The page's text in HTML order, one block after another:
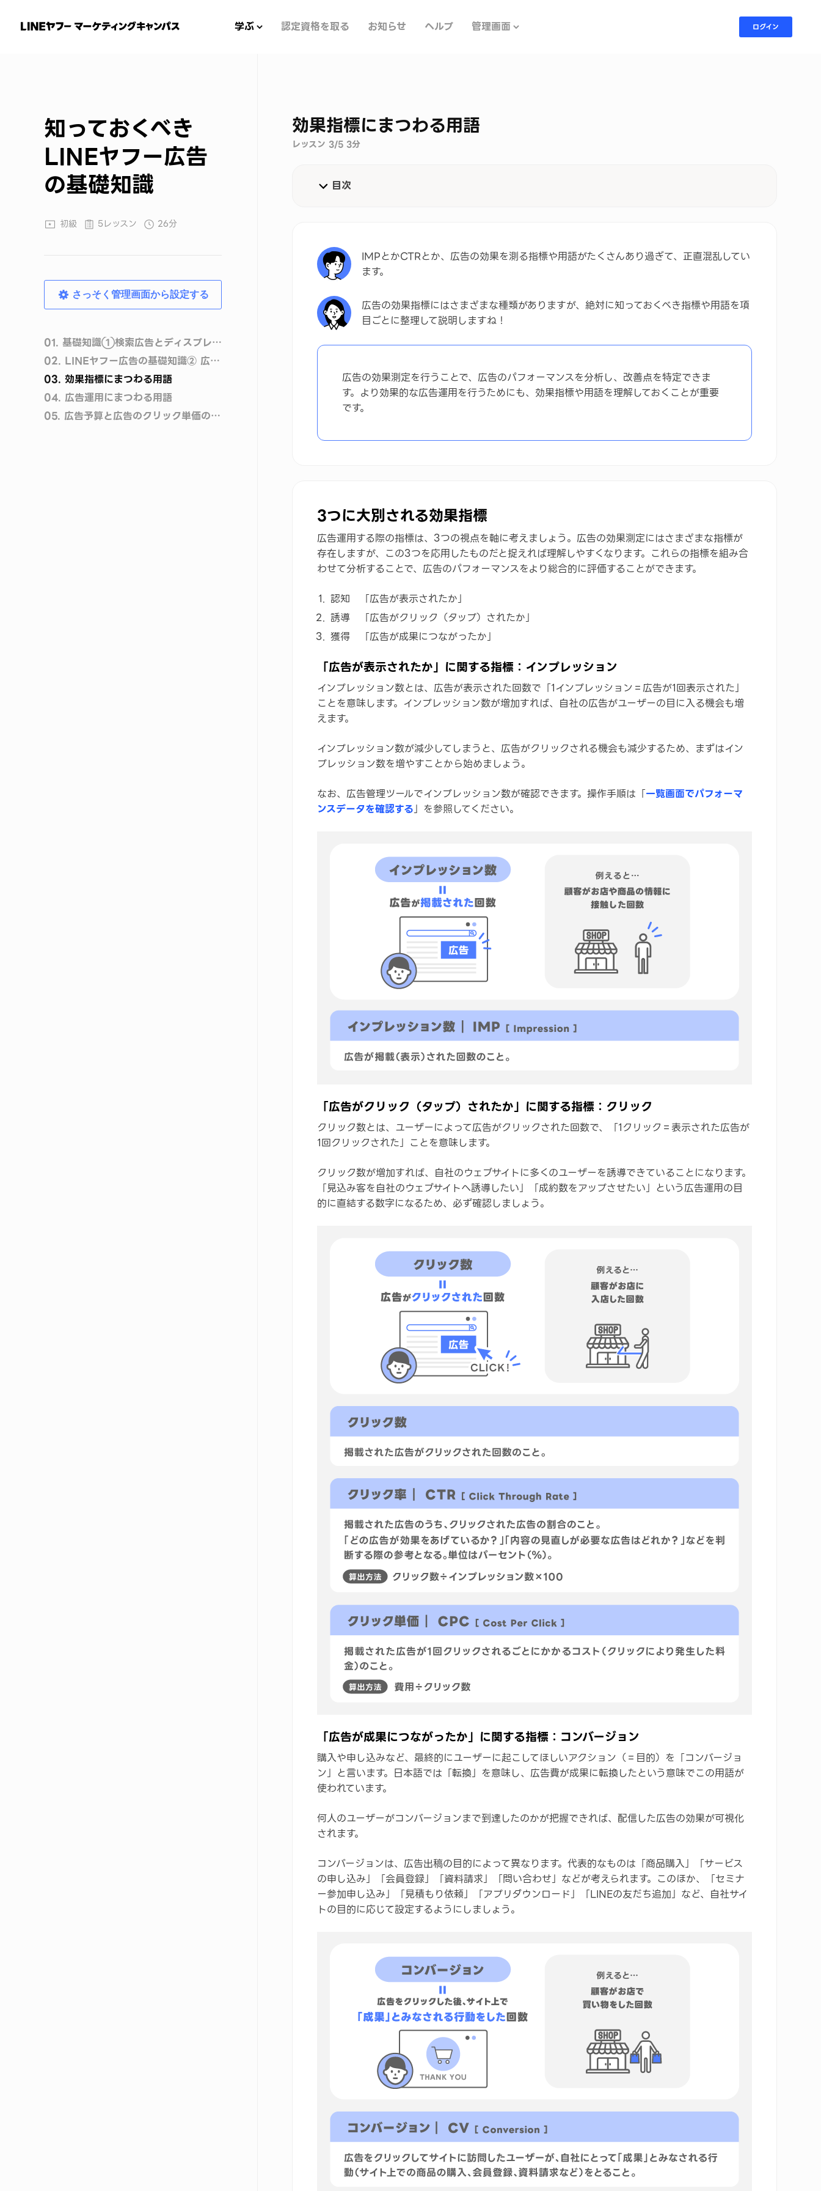
学ぶ 認定資格を取る お知らせ ヘルプ 管理画面 ログイン
レッスン 3/5 3分
効果指標にまつわる用語
目次
IMPとかCTRとか、広告の効果を測る指標や用語がたくさんあり過ぎて、正直混乱してい
ます。
広告の効果指標にはさまざまな種類がありますが、絶対に知っておくべき指標や用語を項
目ごとに整理して説明しますね！
広告の効果測定を行うことで、広告のパフォーマンスを分析し、改善点を特定できま
す。より効果的な広告運用を行うためにも、効果指標や用語を理解しておくことが重要
です。
3つに大別される効果指標
広告運用する際の指標は、3つの視点を軸に考えましょう。広告の効果測定にはさまざまな指標が
存在しますが、この3つを応用したものだと捉えれば理解しやすくなります。これらの指標を組み合
わせて分析することで、広告のパフォーマンスをより総合的に評価することができます。
認知 「広告が表示されたか」
誘導 「広告がクリック（タップ）されたか」
獲得 「広告が成果につながったか」
「広告が表示されたか」に関する指標：インプレッション
インプレッション数とは、広告が表示された回数で「1インプレッション＝広告が1回表示された」
ことを意味します。インプレッション数が増加すれば、自社の広告がユーザーの目に入る機会も増
えます。
インプレッション数が減少してしまうと、広告がクリックされる機会も減少するため、まずはイン
プレッション数を増やすことから始めましょう。
なお、広告管理ツールでインプレッション数が確認できます。操作手順は「一覧画面でパフォーマ
ンスデータを確認する」を参照してください。
「広告がクリック（タップ）されたか」に関する指標：クリック
クリック数とは、ユーザーによって広告がクリックされた回数で、「1クリック＝表示された広告が
1回クリックされた」ことを意味します。
クリック数が増加すれば、自社のウェブサイトに多くのユーザーを誘導できていることになります。
「見込み客を自社のウェブサイトへ誘導したい」「成約数をアップさせたい」という広告運用の目
的に直結する数字になるため、必ず確認しましょう。
「広告が成果につながったか」に関する指標：コンバージョン
購入や申し込みなど、最終的にユーザーに起こしてほしいアクション（＝目的）を「コンバージョ
ン」と言います。日本語では「転換」を意味し、広告費が成果に転換したという意味でこの用語が
使われています。
何人のユーザーがコンバージョンまで到達したのかが把握できれば、配信した広告の効果が可視化
されます。
コンバージョンは、広告出稿の目的によって異なります。代表的なものは「商品購入」「サービス
の申し込み」「会員登録」「資料請求」「問い合わせ」などが考えられます。このほか、「セミナ
ー参加申し込み」「見積もり依頼」「アプリダウンロード」「LINEの友だち追加」など、自社サイ
トの目的に応じて設定するようにしましょう。
知っておくべき
LINEヤフー広告
の基礎知識
初級 5レッスン 26分
さっそく管理画面から設定する
01. 基礎知識➀検索広告とディスプレイ広告
02. LINEヤフー広告の基礎知識② 広告掲載までの流れ
03. 効果指標にまつわる用語
04. 広告運用にまつわる用語
05. 広告予算と広告のクリック単価の導き方